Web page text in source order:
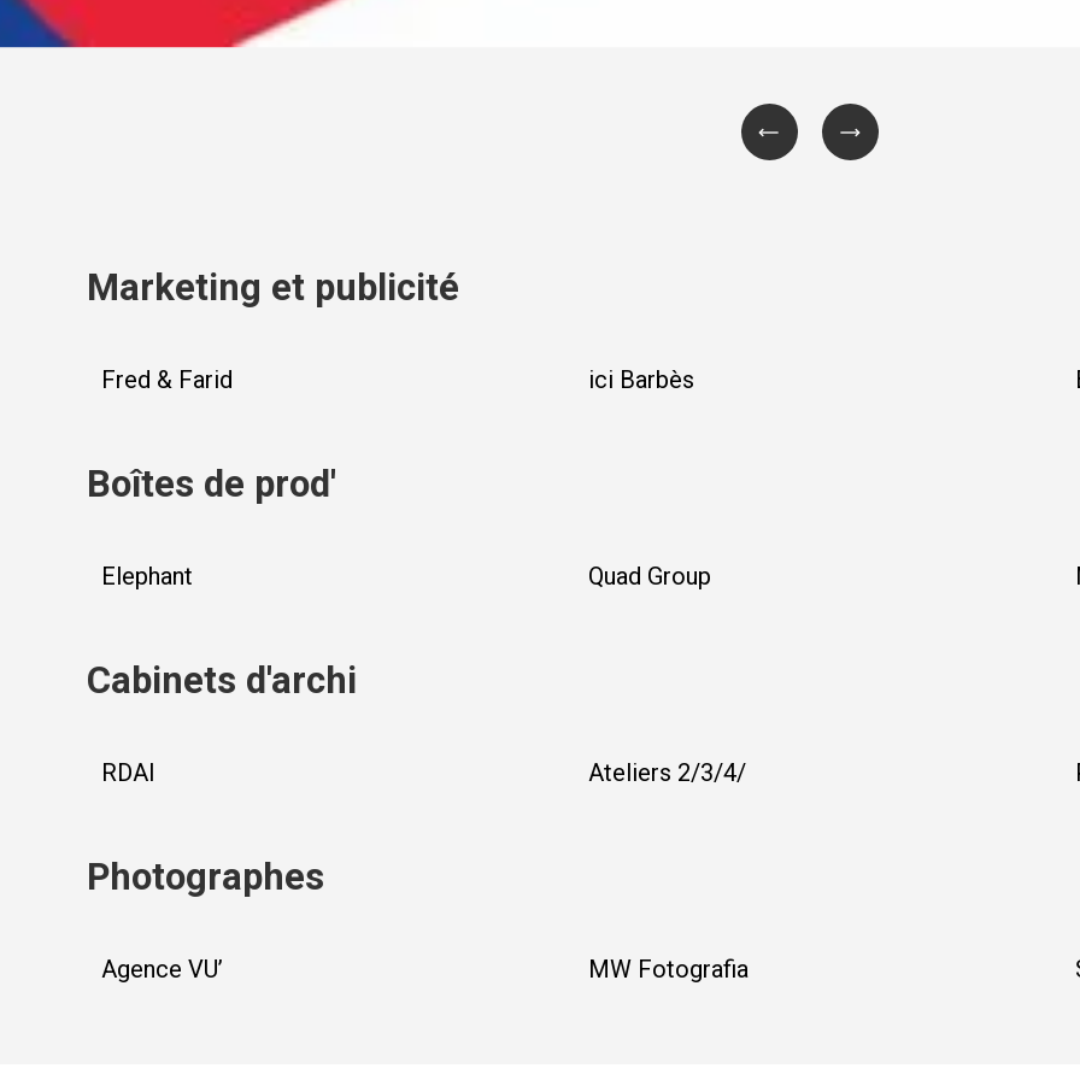
Marketing et publicité
Fred & Farid ici Barbès
Boîtes de prod'
Elephant Quad Group
Cabinets d'archi
RDAI Ateliers 2/3/4/
Photographes
Agence VU’ MW Fotografia